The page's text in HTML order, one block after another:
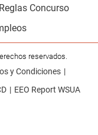
Reglas Concurso
reservados.
y Condiciones
EEO Report WSUA